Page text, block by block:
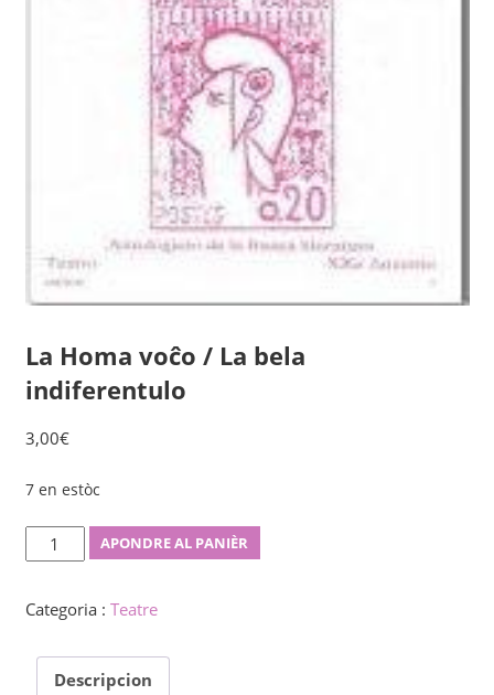
La Homa voĉo / La bela
indiferentulo
3,00€
7 en estòc
Homa
La
bela
APONDRE AL PANIÈR
Categoria : Teatre
Descripcion